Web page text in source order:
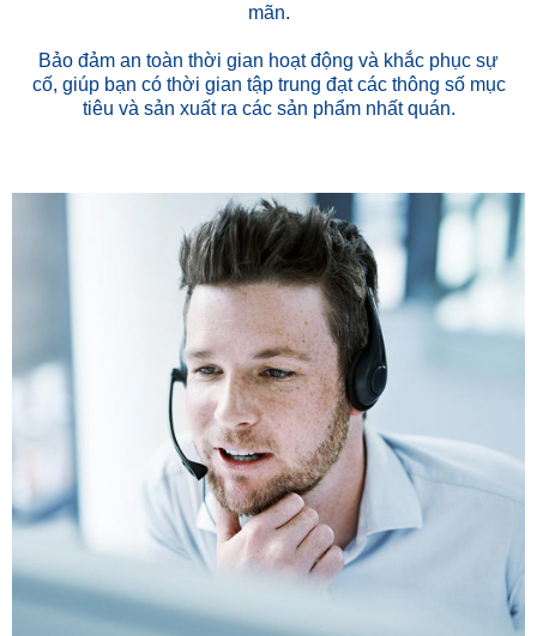
mãn.
Bảo đảm an toàn thời gian hoạt động và khắc phục sự
cố, giúp bạn có thời gian tập trung đạt các thông số mục
tiêu và sản xuất ra các sản phẩm nhất quán.